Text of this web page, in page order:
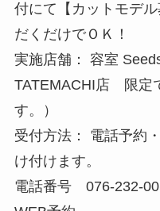
付にて【カットモデ
だくだけでＯＫ！
実施店舗： 容室
TATEMACHI店 限定
す。）
受付方法： 電話予約
け付けます。
電話番号 076-232-